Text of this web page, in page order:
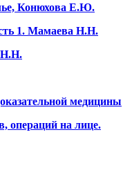
Конюхова Е.Ю.
1. Мамаева Н.Н.
Н.Н.
медицины
операций на лице.